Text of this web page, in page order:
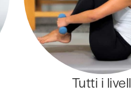
Tutti i